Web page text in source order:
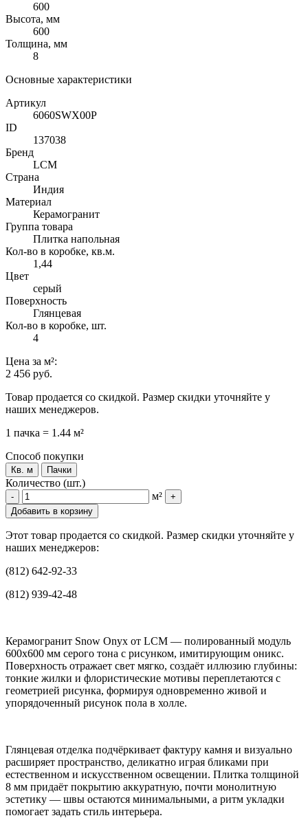
600
Высота, мм
600
Толщина, мм
8
Основные характеристики
Артикул
6060SWX00P
ID
137038
Бренд
LCM
Страна
Индия
Материал
Керамогранит
Группа товара
Плитка напольная
Кол-во в коробке, кв.м.
1,44
Цвет
серый
Поверхность
Глянцевая
Кол-во в коробке, шт.
4
Цена за м²:
2 456 руб.
Товар продается со скидкой. Размер скидки уточняйте у
наших менеджеров.
1 пачка = 1.44 м²
Способ покупки
Кв. м Пачки
Количество (шт.)
- м²
+
Добавить в корзину
Этот товар продается со скидкой. Размер скидки уточняйте у
наших менеджеров:
(812) 642-92-33
(812) 939-42-48
Керамогранит Snow Onyx от LCM — полированный модуль
600x600 мм серого тона с рисунком, имитирующим оникс.
Поверхность отражает свет мягко, создаёт иллюзию глубины:
тонкие жилки и флористические мотивы переплетаются с
геометрией рисунка, формируя одновременно живой и
упорядоченный рисунок пола в холле.
Глянцевая отделка подчёркивает фактуру камня и визуально
расширяет пространство, деликатно играя бликами при
естественном и искусственном освещении. Плитка толщиной
8 мм придаёт покрытию аккуратную, почти монолитную
эстетику — швы остаются минимальными, а ритм укладки
помогает задать стиль интерьера.